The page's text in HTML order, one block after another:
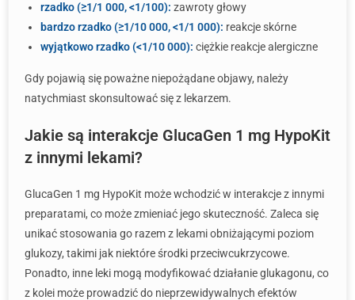
rzadko (≥1/1 000, <1/100): zawroty głowy
bardzo rzadko (≥1/10 000, <1/1 000): reakcje skórne
wyjątkowo rzadko (<1/10 000): ciężkie reakcje alergiczne
Gdy pojawią się poważne niepożądane objawy, należy
natychmiast skonsultować się z lekarzem.
Jakie są interakcje GlucaGen 1 mg HypoKit
z innymi lekami?
GlucaGen 1 mg HypoKit może wchodzić w interakcje z innymi
preparatami, co może zmieniać jego skuteczność. Zaleca się
unikać stosowania go razem z lekami obniżającymi poziom
glukozy, takimi jak niektóre środki przeciwcukrzycowe.
Ponadto, inne leki mogą modyfikować działanie glukagonu, co
z kolei może prowadzić do nieprzewidywalnych efektów